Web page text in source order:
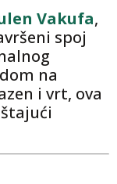
Vakufa,
spoj
na
i vrt, ova